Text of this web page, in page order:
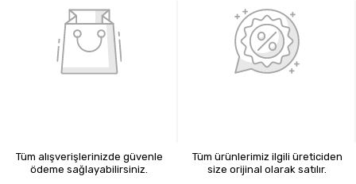
Tüm alışverişlerinizde güvenle
ödeme sağlayabilirsiniz.
Tüm ürünlerimiz ilgili üreticiden
size orijinal olarak satılır.